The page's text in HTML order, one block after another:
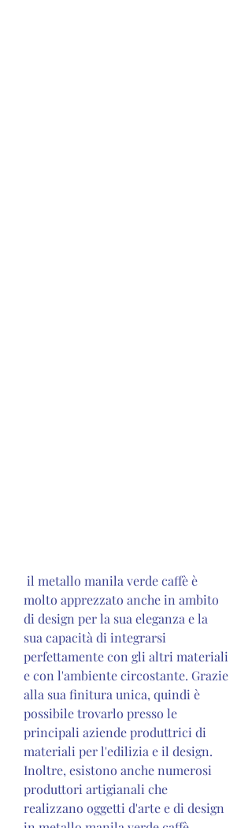
molto apprezzato anche in ambito
di design per la sua eleganza e la
sua capacità di integrarsi
perfettamente con gli altri materiali
e con l'ambiente circostante. Grazie
alla sua finitura unica, quindi è
possibile trovarlo presso le
principali aziende produttrici di
materiali per l'edilizia e il design.
Inoltre, esistono anche numerosi
produttori artigianali che
realizzano oggetti d'arte e di design